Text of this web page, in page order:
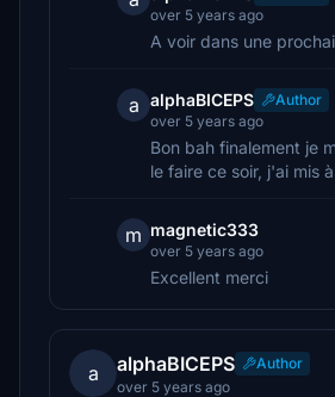
over 5 years ago
A voir dans une
a alphaBICEPS
Author
over 5 years ago
Bon bah finalement je
le faire ce soir, j'ai mis
m magnetic333
over 5 years ago
Excellent merci
a alphaBICEPS
Author
over 5 years ago